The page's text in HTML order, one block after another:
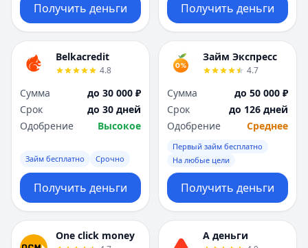
Получить деньги Получить деньги
Belkacredit
4.8
Сумма
до 30 000 ₽
Срок
до 30 дней
Одобрение
Высокое
Займ бесплатно Срочно
Получить деньги
Займ Экспресс
4.7
Сумма
до 50 000 ₽
Срок
до 126 дней
Одобрение
Среднее
Первый займ бесплатно
На любые цели
Получить деньги
One click money А деньги